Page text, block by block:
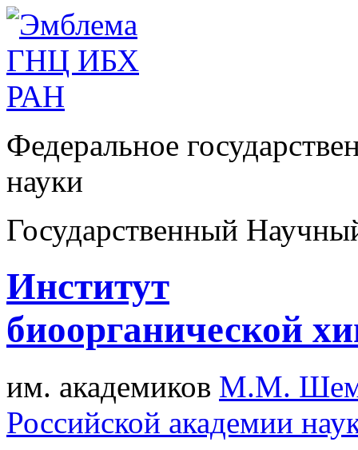
Федеральное
науки
Государственный
Институт
биоорганической
им. академиков М.М.
Российской академии